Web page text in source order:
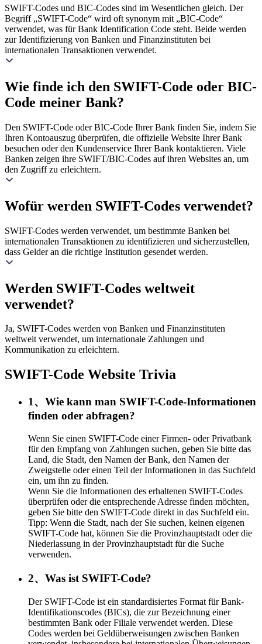
SWIFT-Codes und BIC-Codes sind im Wesentlichen gleich. Der
Begriff „SWIFT-Code“ wird oft synonym mit „BIC-Code“
verwendet, was für Bank Identification Code steht. Beide werden
zur Identifizierung von Banken und Finanzinstituten bei
internationalen Transaktionen verwendet.
Wie finde ich den SWIFT-Code oder BIC-
Code meiner Bank?
Den SWIFT-Code oder BIC-Code Ihrer Bank finden Sie, indem Sie
Ihren Kontoauszug überprüfen, die offizielle Website Ihrer Bank
besuchen oder den Kundenservice Ihrer Bank kontaktieren. Viele
Banken zeigen ihre SWIFT/BIC-Codes auf ihren Websites an, um
den Zugriff zu erleichtern.
Wofür werden SWIFT-Codes verwendet?
SWIFT-Codes werden verwendet, um bestimmte Banken bei
internationalen Transaktionen zu identifizieren und sicherzustellen,
dass Gelder an die richtige Institution gesendet werden.
Werden SWIFT-Codes weltweit
verwendet?
Ja, SWIFT-Codes werden von Banken und Finanzinstituten
weltweit verwendet, um internationale Zahlungen und
Kommunikation zu erleichtern.
SWIFT-Code Website Trivia
1、Wie kann man SWIFT-Code-Informationen
finden oder abfragen?
Wenn Sie einen SWIFT-Code einer Firmen- oder Privatbank
für den Empfang von Zahlungen suchen, geben Sie bitte das
Land, die Stadt, den Namen der Bank, den Namen der
Zweigstelle oder einen Teil der Informationen in das Suchfeld
ein, um ihn zu finden.
Wenn Sie die Informationen des erhaltenen SWIFT-Codes
überprüfen oder die entsprechende Adresse finden möchten,
geben Sie bitte den SWIFT-Code direkt in das Suchfeld ein.
Tipp: Wenn die Stadt, nach der Sie suchen, keinen eigenen
SWIFT-Code hat, können Sie die Provinzhauptstadt oder die
Niederlassung in der Provinzhauptstadt für die Suche
verwenden.
2、Was ist SWIFT-Code?
Der SWIFT-Code ist ein standardisiertes Format für Bank-
Identifikationscodes (BICs), die zur Bezeichnung einer
bestimmten Bank oder Filiale verwendet werden. Diese
Codes werden bei Geldüberweisungen zwischen Banken